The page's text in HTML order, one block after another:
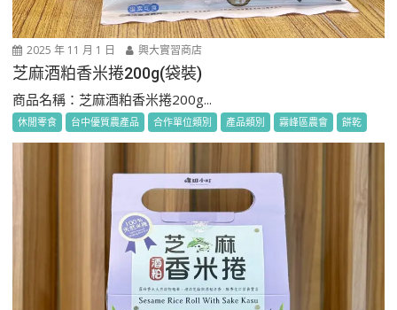
2025 年 11 月 1 日 興大實習商店
芝麻酒粕香米捲200g(袋裝)
商品名稱：芝麻酒粕香米捲200g...
休閒零食 台中優質農產品 合作單位類別 產品類別 霧峰區農會 餅乾